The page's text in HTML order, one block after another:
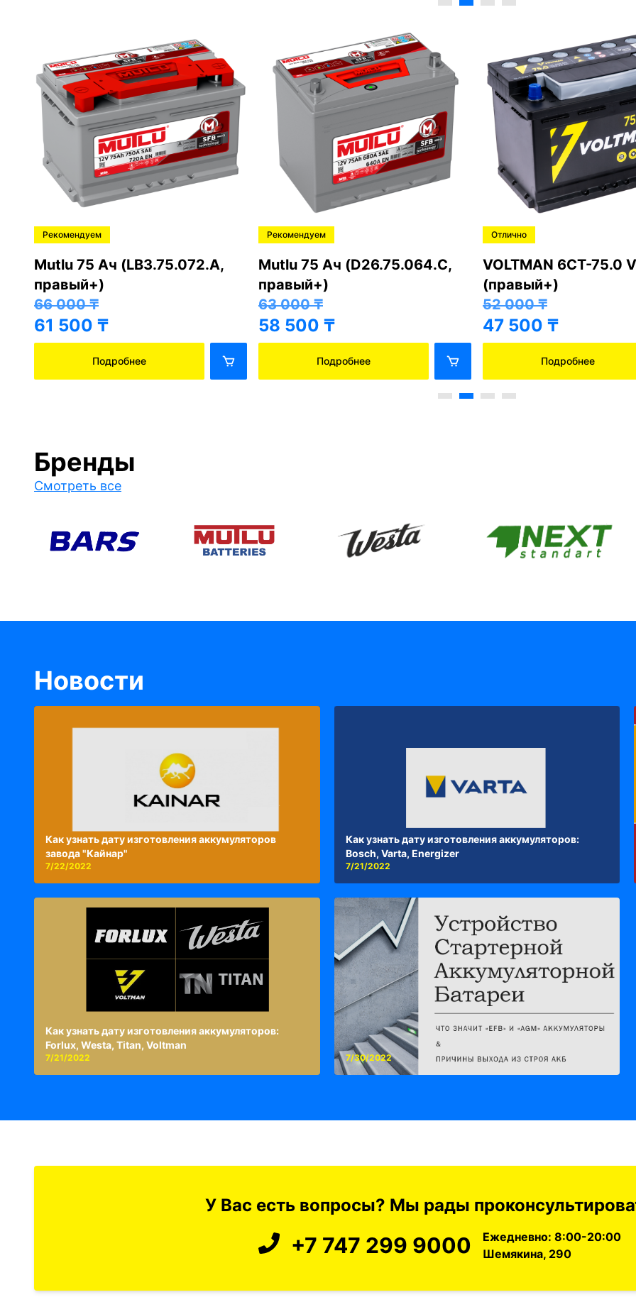
Рекомендуем
Mutlu 75 Ач (LB3.75.072.A,
правый+)
66 000₸
61 500 ₸
Подробнее
Рекомендуем
Mutlu 75 Ач (D26.75.064.C,
правый+)
63 000₸
58 500 ₸
Подробнее
Отлично
VOLTMAN 6CT-75.0
(правый+)
52 000₸
47 500 ₸
Подробнее
Бренды
Смотреть все
Новости
Как узнать дату изготовления аккумуляторов
завода "Кайнар"
7/22/2022
Как узнать дату изготовления аккумуляторов:
Bosch, Varta, Energizer
7/21/2022
Как узнать дату изготовления аккумуляторов:
Forlux, Westa, Titan, Voltman
7/21/2022 7/30/2022
У Вас есть вопросы? Мы рады
+7 747 299 9000
Ежедневно: 8:00-20:00
Шемякина, 290